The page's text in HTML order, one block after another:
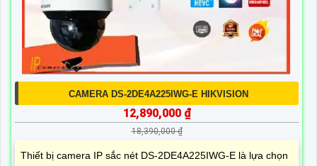
CAMERA DS-2DE4A225IWG-E HIKVISION
12,890,000 ₫
18,390,000 ₫
Thiết bị camera IP sắc nét DS-2DE4A225IWG-E là lựa chọn